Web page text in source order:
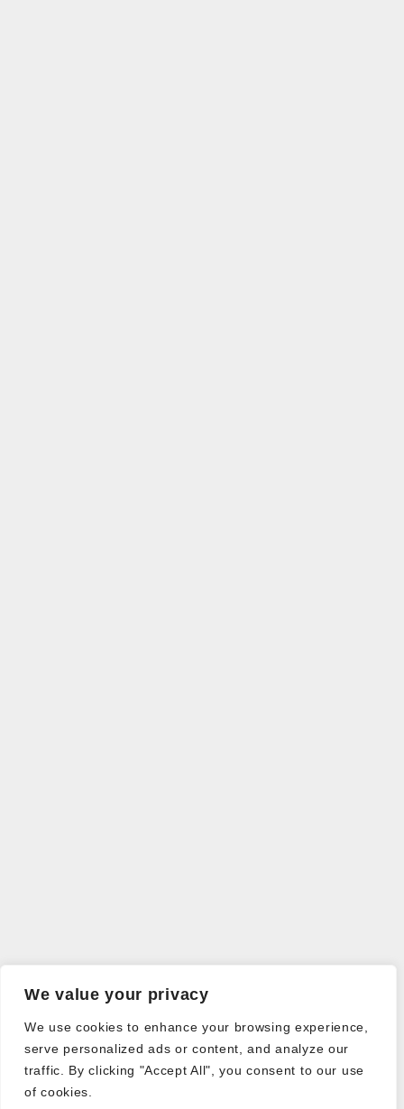
We value your privacy
We use cookies to enhance your browsing experience,
serve personalized ads or content, and analyze our
traffic. By clicking "Accept All", you consent to our use
of cookies.